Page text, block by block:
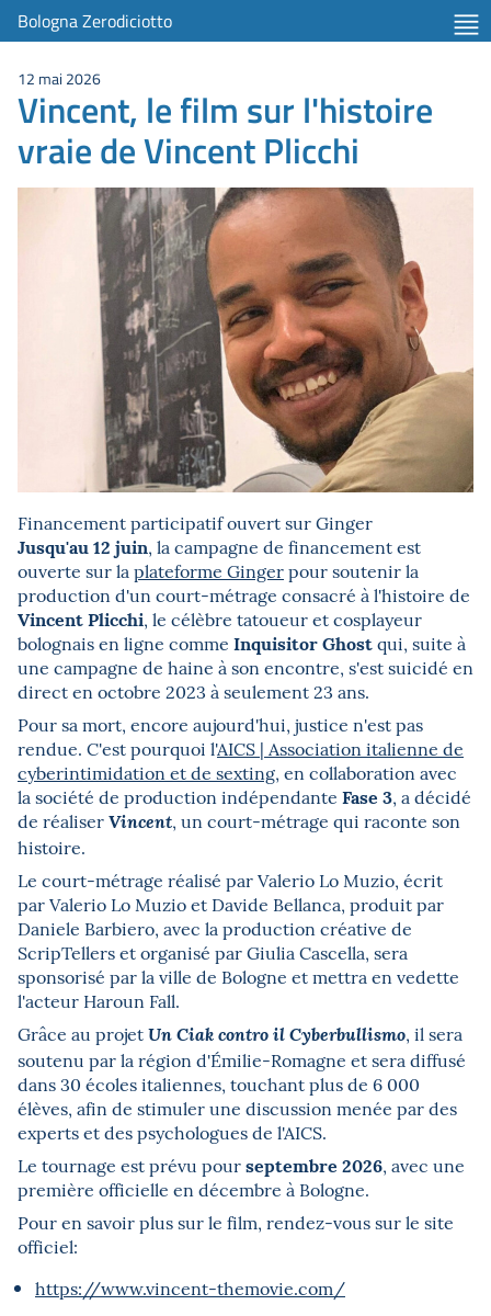
Bologna Zerodiciotto
12 mai 2026
Vincent, le film sur l'histoire
vraie de Vincent Plicchi
Financement participatif ouvert sur Ginger
Jusqu'au 12 juin, la campagne de financement est
ouverte sur laplateforme Gingerpour soutenir la
production d'un court-métrage consacré à l'histoire de
Vincent Plicchi, le célèbre tatoueur et cosplayeur
bolognais en ligne comme Inquisitor Ghostqui, suite à
une campagne de haine à son encontre, s'est suicidé en
direct en octobre 2023 à seulement23 ans.
Pour sa mort, encore aujourd'hui, justice n'est pas
rendue. C'est pourquoi l'AICS | Association italienne de
cyberintimidation et de sexting, en collaboration avec
la société de production indépendante Fase 3, a décidé
de réaliserVincent, un court-métrage qui raconte son
histoire.
Le court-métrage réalisé par Valerio Lo Muzio, écrit
par Valerio Lo Muzio et Davide Bellanca, produit par
Daniele Barbiero, avec la production créative de
ScripTellers et organisé par Giulia Cascella, sera
sponsorisé par la ville de Bologne et mettra en vedette
l'acteur Haroun Fall.
Grâce au projetUn Ciak contro il Cyberbullismo, il sera
soutenu par la région d'Émilie-Romagne et sera diffusé
dans 30 écoles italiennes, touchant plus de 6 000
élèves, afin de stimuler une discussion menée par des
experts et des psychologues de l'AICS.
Le tournage est prévu pourseptembre 2026, avec une
première officielle en décembre à Bologne.
Pour en savoir plus sur le film, rendez-vous sur le site
officiel:
https://www.vincent-themovie.com/